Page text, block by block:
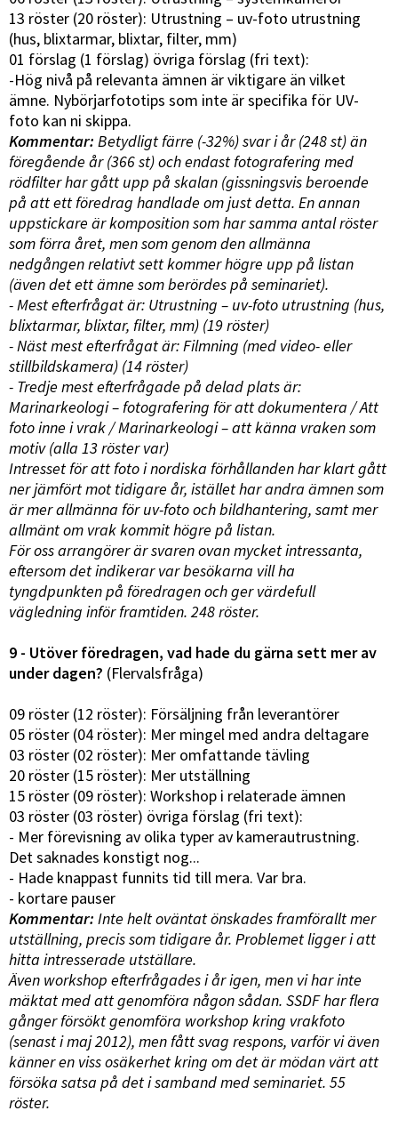
13 röster (20 röster): Utrustning – uv-foto utrustning
(hus, blixtarmar, blixtar, filter, mm)
01 förslag (1 förslag) övriga förslag (fri text):
-Hög nivå på relevanta ämnen är viktigare än vilket
ämne. Nybörjarfototips som inte är specifika för UV-
foto kan ni skippa.
Kommentar: Betydligt färre (-32%) svar i år (248 st) än
föregående år (366 st) och endast fotografering med
rödfilter har gått upp på skalan (gissningsvis beroende
på att ett föredrag handlade om just detta. En annan
uppstickare är komposition som har samma antal röster
som förra året, men som genom den allmänna
nedgången relativt sett kommer högre upp på listan
(även det ett ämne som berördes på seminariet).
- Mest efterfrågat är: Utrustning – uv-foto utrustning (hus,
blixtarmar, blixtar, filter, mm) (19 röster)
- Näst mest efterfrågat är: Filmning (med video- eller
stillbildskamera) (14 röster)
- Tredje mest efterfrågade på delad plats är:
Marinarkeologi – fotografering för att dokumentera / Att
foto inne i vrak / Marinarkeologi – att känna vraken som
motiv (alla 13 röster var)
Intresset för att foto i nordiska förhållanden har klart gått
ner jämfört mot tidigare år, istället har andra ämnen som
är mer allmänna för uv-foto och bildhantering, samt mer
allmänt om vrak kommit högre på listan.
För oss arrangörer är svaren ovan mycket intressanta,
eftersom det indikerar var besökarna vill ha
tyngdpunkten på föredragen och ger värdefull
vägledning inför framtiden. 248 röster.
9 - Utöver föredragen, vad hade du gärna sett mer av
under dagen? (Flervalsfråga)
09 röster (12 röster): Försäljning från leverantörer
05 röster (04 röster): Mer mingel med andra deltagare
03 röster (02 röster): Mer omfattande tävling
20 röster (15 röster): Mer utställning
15 röster (09 röster): Workshop i relaterade ämnen
03 röster (03 röster) övriga förslag (fri text):
- Mer förevisning av olika typer av kamerautrustning.
Det saknades konstigt nog...
- Hade knappast funnits tid till mera. Var bra.
- kortare pauser
Kommentar: Inte helt oväntat önskades framförallt mer
utställning, precis som tidigare år. Problemet ligger i att
hitta intresserade utställare.
Även workshop efterfrågades i år igen, men vi har inte
mäktat med att genomföra någon sådan. SSDF har flera
gånger försökt genomföra workshop kring vrakfoto
(senast i maj 2012), men fått svag respons, varför vi även
känner en viss osäkerhet kring om det är mödan värt att
försöka satsa på det i samband med seminariet. 55
röster.